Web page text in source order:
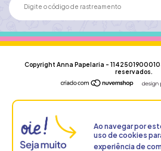
Ao navegar por
uso de cookies
experiência de
Copyright Anna Papelaria -
reservados.